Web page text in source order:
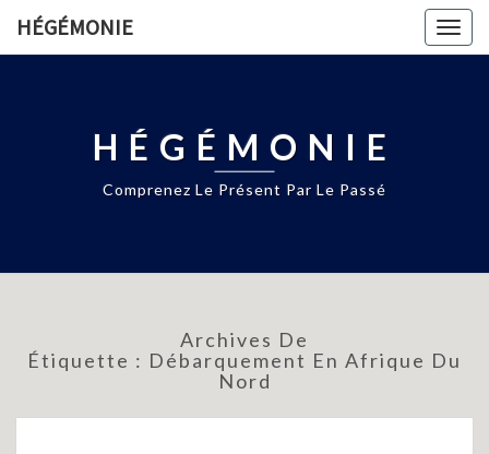
HÉGÉMONIE
HÉGÉMONIE
Comprenez Le Présent Par Le Passé
Archives De
Étiquette : Débarquement En Afrique Du
Nord